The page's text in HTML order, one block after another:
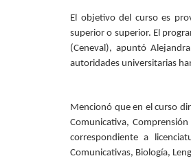
El objetivo del curso es
superior o superior. El
(Ceneval), apuntó
autoridades universitarias
Mencionó que en el curso
Comunicativa,
correspondiente a
Comunicativas, Biología,